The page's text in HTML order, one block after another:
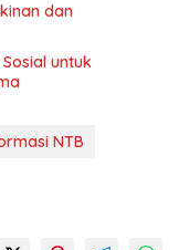
dan
untuk
NTB